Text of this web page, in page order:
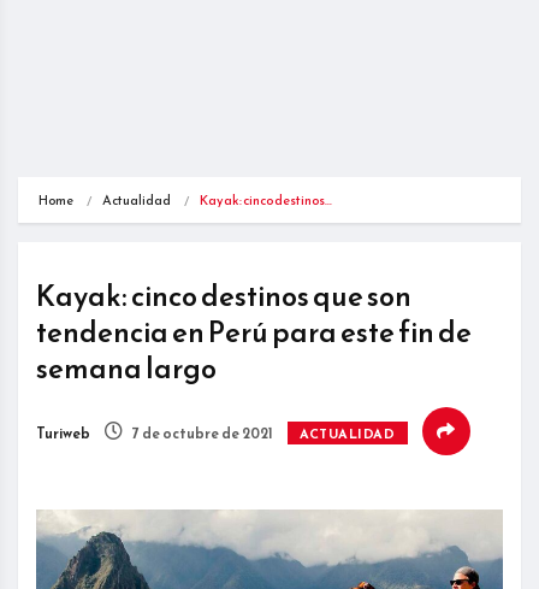
Home Actualidad Kayak: cinco destinos…
Kayak: cinco destinos que son
tendencia en Perú para este fin de
semana largo
Turiweb 7 de octubre de 2021 ACTUALIDAD